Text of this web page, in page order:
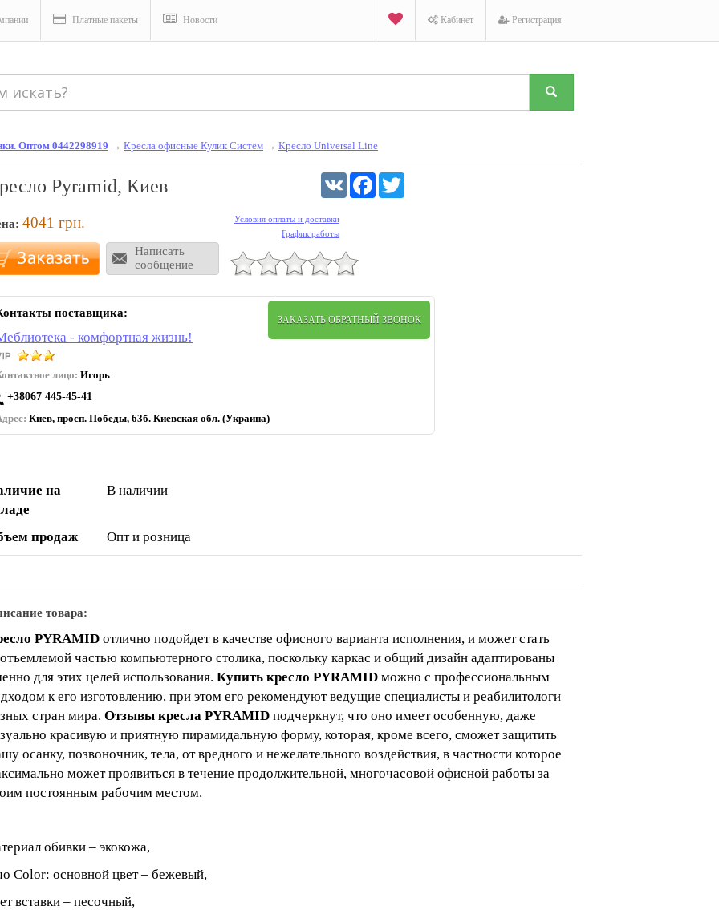
Платные пакеты Новости Кабинет Регистрация
Оптом 0442298919 → Кресла офисные Кулик Систем → Кресло Universal Line
Pyramid, Киев
4041 грн.
Написать
сообщение
Условия оплаты и доставки
График работы
VK Facebook
поставщика:
- комфортная жизнь!
лицо: Игорь
+38067 445-45-41
Киев, просп. Победы, 63б. Киевская обл. (Украина)
ЗАКАЗАТЬ ОБРАТНЫЙ ЗВОНОК
на
В наличии
продаж Опт и розница
товара:
PYRAMID отлично подойдет в качестве офисного варианта исполнения, и может стать
частью компьютерного столика, поскольку каркас и общий дизайн адаптированы
для этих целей использования. Купить кресло PYRAMID можно с профессиональным
к его изготовлению, при этом его рекомендуют ведущие специалисты и реабилитологи
стран мира. Отзывы кресла PYRAMID подчеркнут, что оно имеет особенную, даже
красивую и приятную пирамидальную форму, которая, кроме всего, сможет защитить
осанку, позвоночник, тела, от вредного и нежелательного воздействия, в частности которое
может проявиться в течение продолжительной, многочасовой офисной работы за
постоянным рабочим местом.
обивки – экокожа,
Color: основной цвет – бежевый,
вставки – песочный,